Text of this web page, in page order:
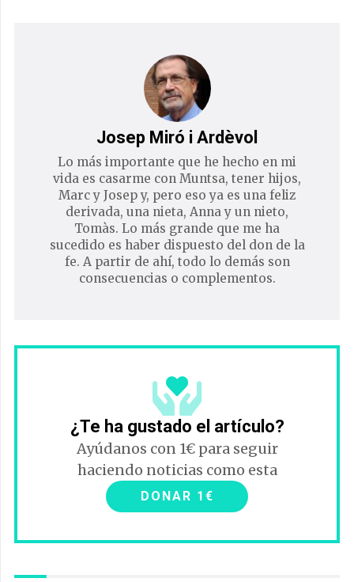
Josep Miró i Ardèvol
Lo más importante que he hecho en mi
vida es casarme con Muntsa, tener hijos,
Marc y Josep y, pero eso ya es una feliz
derivada, una nieta, Anna y un nieto,
Tomàs. Lo más grande que me ha
sucedido es haber dispuesto del don de la
fe. A partir de ahí, todo lo demás son
consecuencias o complementos.
¿Te ha gustado el artículo?
Ayúdanos con 1€ para seguir
haciendo noticias como esta
DONAR 1€